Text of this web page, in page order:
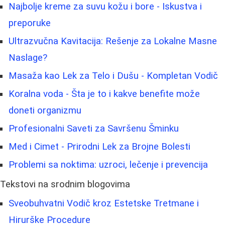
Najbolje kreme za suvu kožu i bore - Iskustva i
preporuke
Ultrazvučna Kavitacija: Rešenje za Lokalne Masne
Naslage?
Masaža kao Lek za Telo i Dušu - Kompletan Vodič
Koralna voda - Šta je to i kakve benefite može
doneti organizmu
Profesionalni Saveti za Savršenu Šminku
Med i Cimet - Prirodni Lek za Brojne Bolesti
Problemi sa noktima: uzroci, lečenje i prevencija
Tekstovi na srodnim blogovima
Sveobuhvatni Vodič kroz Estetske Tretmane i
Hirurške Procedure